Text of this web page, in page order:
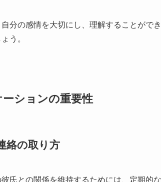
分の感情を大切にし、理解することがで
う。
ションの重要性
絡の取り方
氏との関係を維持するためには、定期的